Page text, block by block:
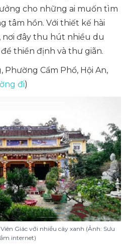
cho những ai muốn tìm
tâm hồn. Với thiết kế hài
nơi đây thu hút nhiều du
thiền định và thư giãn.
Phường Cẩm Phổ, Hội An,
đi)
Giác với nhiều cây xanh (Ảnh: Sưu
internet)